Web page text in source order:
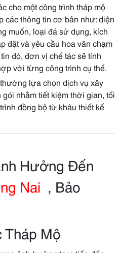
cho một công trình tháp mộ
các thông tin cơ bản như: diện
muốn, loại đá sử dụng, kích
đặt và yêu cầu hoa văn chạm
đó, đơn vị chế tác sẽ tính
với từng công trình cụ thể.
lựa chọn dịch vụ xây
nhằm tiết kiệm thời gian, tối
đồng bộ từ khâu thiết kế
Hưởng Đến
Nai , Bảo
Tháp Mộ